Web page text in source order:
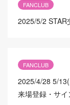
FANCLUB
2025/5/2 STAR
FANCLUB
2025/4/28 5/
来場登録・サ